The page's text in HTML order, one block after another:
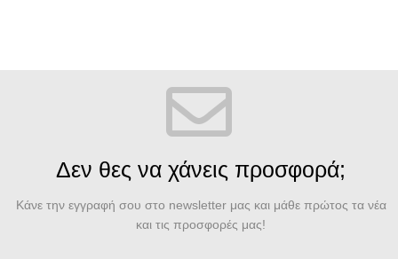
Δεν θες να χάνεις προσφορά;
Κάνε την εγγραφή σου στο newsletter μας και μάθε πρώτος τα νέα
και τις προσφορές μας!